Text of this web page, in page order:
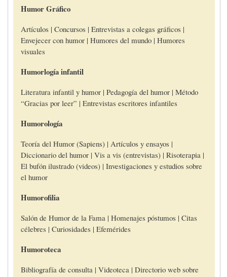
Humor Gráfico
Artículos | Concursos | Entrevistas a colegas gráficos |
Envejecer con humor | Humores del mundo | Humores
visuales
Humorlogía infantil
Literatura infantil y humor | Pedagogía del humor | Método
“Gracias por leer” | Entrevistas escritores infantiles
Humorología
Teoría del Humor (Sapiens) | Artículos y ensayos |
Diccionario del humor | Vis a vis (entrevistas) | Risoterapia |
El bufón ilustrado (videos) | Investigaciones y estudios sobre
el humor
Humorofilia
Salón de Humor de la Fama | Homenajes póstumos | Citas
célebres | Curiosidades | Efemérides
Humoroteca
Bibliografía de consulta | Videoteca | Directorio web sobre